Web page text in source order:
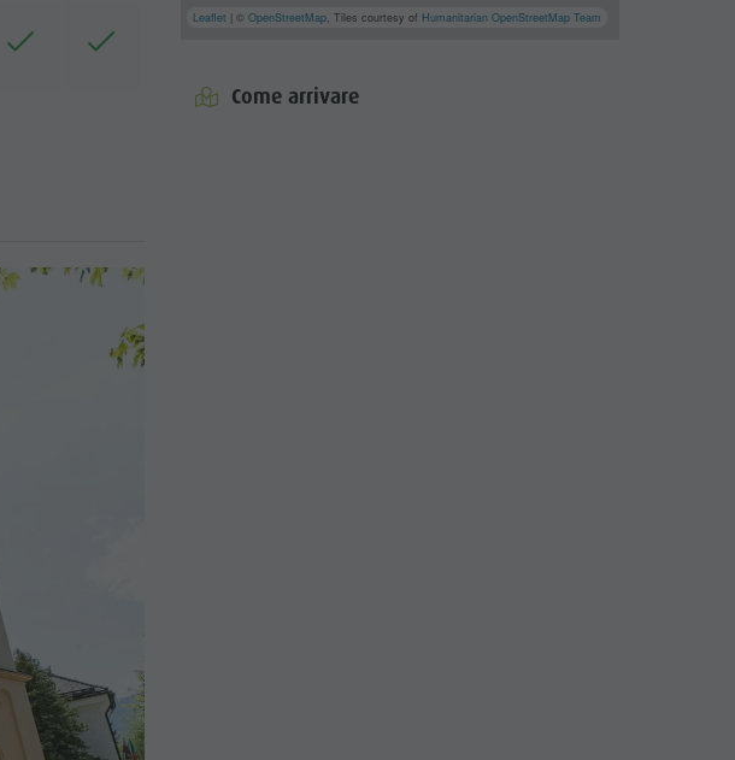
Leaflet | ©OpenStreetMap, Tiles courtesy of Humanitarian OpenStreetMap Team
Come arrivare